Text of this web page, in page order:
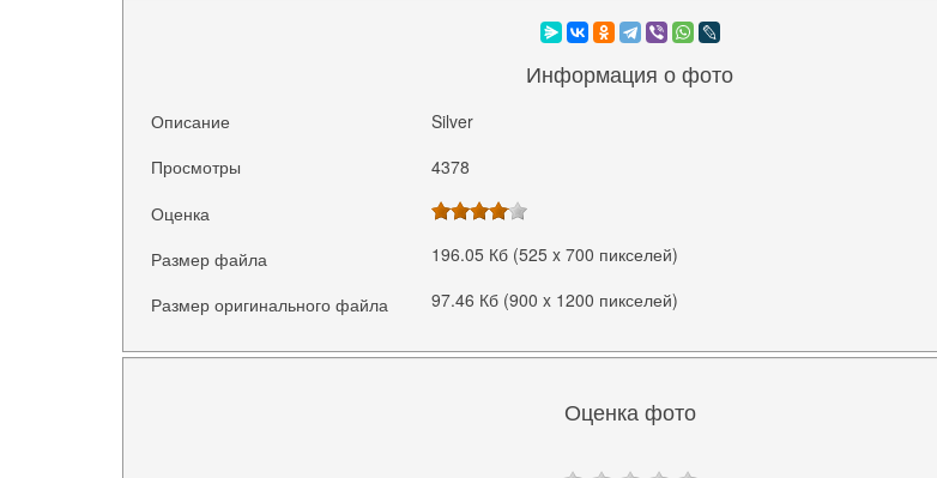
Информация о фото
Описание
Silver
Просмотры
4378
Оценка
Размер файла
196.05 Кб (525 x 700 пикселей)
Размер оригинального файла 97.46 Кб (900 x 1200 пикселей)
Оценка фото